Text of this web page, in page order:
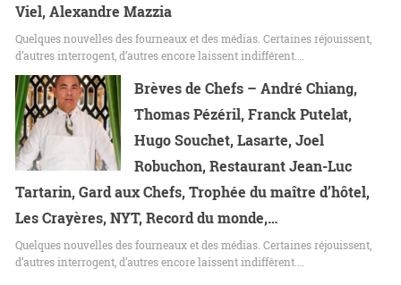
Viel, Alexandre Mazzia
Quelques nouvelles des fourneaux et des médias. Certaines réjouissent,
d’autres interrogent, d’autres encore laissent indifférent.…
Brèves de Chefs – André Chiang,
Thomas Pézéril, Franck Putelat,
Hugo Souchet, Lasarte, Joel
Robuchon, Restaurant Jean-Luc
Tartarin, Gard aux Chefs, Trophée du maître d’hôtel,
Les Crayères, NYT, Record du monde,…
Quelques nouvelles des fourneaux et des médias. Certaines réjouissent,
d’autres interrogent, d’autres encore laissent indifférent.…